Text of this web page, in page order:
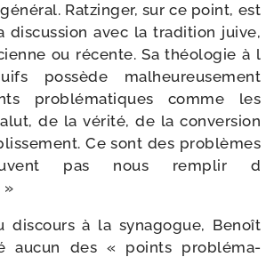
Ratzinger, sur ce point, est
dis­cus­sion avec la tra­di­tion juive,
ou récente. Sa théo­lo­gie à l
pos­sède mal­heu­reu­se­ment
pro­blé­ma­tiques comme les
de la véri­té, de la conver­sion
Ce sont des pro­blèmes
pas nous rem­plir d
»
dis­cours à la syna­gogue, Benoît
aucun des « points pro­blé­ma­